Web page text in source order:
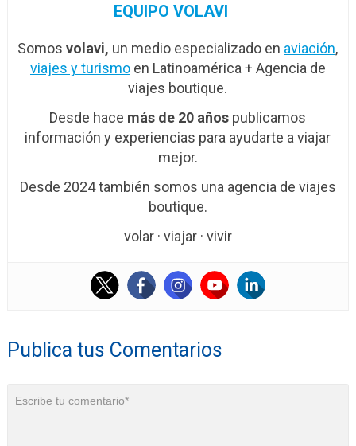
EQUIPO VOLAVI
Somosvolavi, un medio especializado en aviación,
viajes y turismoen Latinoamérica + Agencia de
viajes boutique.
Desde hace más de 20 años publicamos
información y experiencias para ayudarte a viajar
mejor.
Desde 2024 también somos una agencia de viajes
boutique.
volar · viajar · vivir
Publica tus Comentarios